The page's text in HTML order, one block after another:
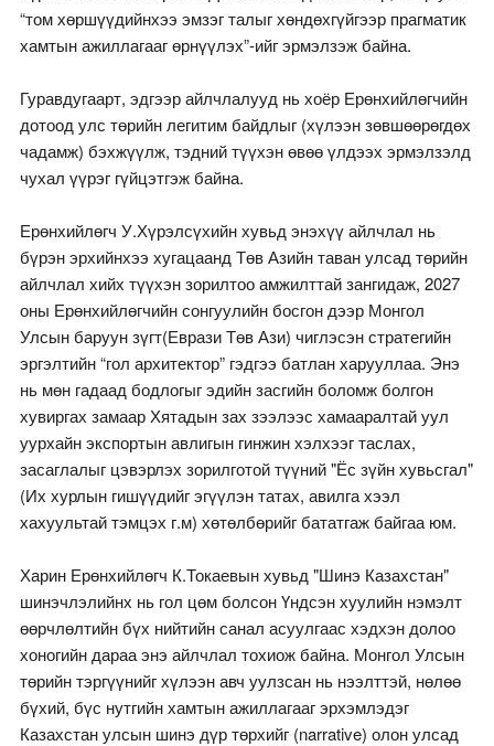
“том хөршүүдийнхээ эмзэг талыг хөндөхгүйгээр прагматик
хамтын ажиллагааг өрнүүлэх”-ийг эрмэлзэж байна.
Гуравдугаарт, эдгээр айлчлалууд нь хоёр Ерөнхийлөгчийн
дотоод улс төрийн легитим байдлыг (хүлээн зөвшөөрөгдөх
чадамж) бэхжүүлж, тэдний түүхэн өвөө үлдээх эрмэлзэлд
чухал үүрэг гүйцэтгэж байна.
Ерөнхийлөгч У.Хүрэлсүхийн хувьд энэхүү айлчлал нь
бүрэн эрхийнхээ хугацаанд Төв Азийн таван улсад төрийн
айлчлал хийх түүхэн зорилтоо амжилттай зангидаж, 2027
оны Ерөнхийлөгчийн сонгуулийн босгон дээр Монгол
Улсын баруун зүгт(Еврази Төв Ази) чиглэсэн стратегийн
эргэлтийн “гол архитектор” гэдгээ батлан харууллаа. Энэ
нь мөн гадаад бодлогыг эдийн засгийн боломж болгон
хувиргах замаар Хятадын зах зээлээс хамааралтай уул
уурхайн экспортын авлигын гинжин хэлхээг таслах,
засаглалыг цэвэрлэх зорилготой түүний "Ёс зүйн хувьсгал"
(Их хурлын гишүүдийг эгүүлэн татах, авилга хээл
хахуультай тэмцэх г.м) хөтөлбөрийг бататгаж байгаа юм.
Харин Ерөнхийлөгч К.Токаевын хувьд "Шинэ Казахстан"
шинэчлэлийнх нь гол цөм болсон Үндсэн хуулийн нэмэлт
өөрчлөлтийн бүх нийтийн санал асуулгаас хэдхэн долоо
хоногийн дараа энэ айлчлал тохиож байна. Монгол Улсын
төрийн тэргүүнийг хүлээн авч уулзсан нь нээлттэй, нөлөө
бүхий, бүс нутгийн хамтын ажиллагааг эрхэмлэдэг
Казахстан улсын шинэ дүр төрхийг (narrative) олон улсад